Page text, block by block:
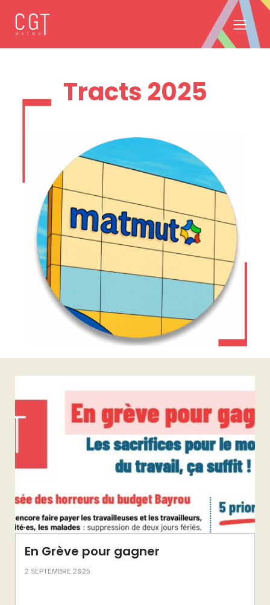
Tracts 2025
En Grève pour gagner
2 SEPTEMBRE 2025